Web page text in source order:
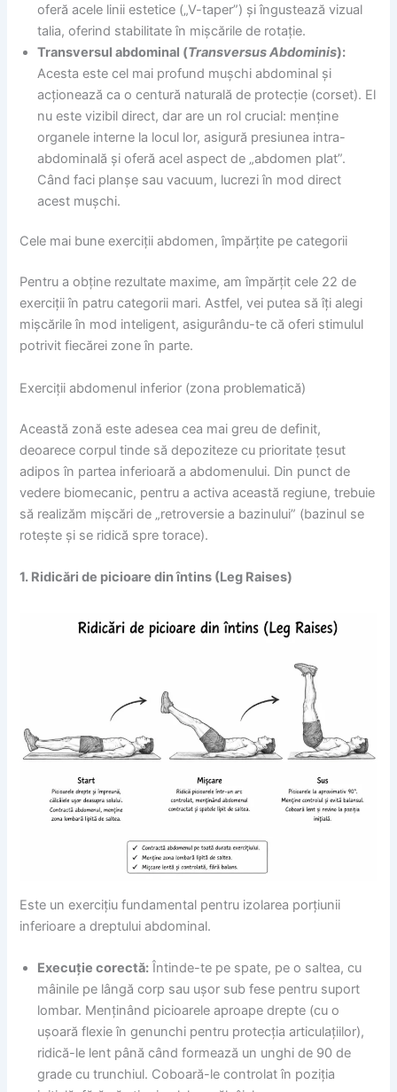
oferă acele linii estetice („V-taper”) și îngustează vizual
talia, oferind stabilitate în mișcările de rotație.
Transversul abdominal (Transversus Abdominis):
Acesta este cel mai profund mușchi abdominal și
acționează ca o centură naturală de protecție (corset). El
nu este vizibil direct, dar are un rol crucial: menține
organele interne la locul lor, asigură presiunea intra-
abdominală și oferă acel aspect de „abdomen plat”.
Când faci planșe sau vacuum, lucrezi în mod direct
acest mușchi.
Cele mai bune exerciții abdomen, împărțite pe categorii
Pentru a obține rezultate maxime, am împărțit cele 22 de
exerciții în patru categorii mari. Astfel, vei putea să îți alegi
mișcările în mod inteligent, asigurându-te că oferi stimulul
potrivit fiecărei zone în parte.
Exerciții abdomenul inferior (zona problematică)
Această zonă este adesea cea mai greu de definit,
deoarece corpul tinde să depoziteze cu prioritate țesut
adipos în partea inferioară a abdomenului. Din punct de
vedere biomecanic, pentru a activa această regiune, trebuie
să realizăm mișcări de „retroversie a bazinului” (bazinul se
rotește și se ridică spre torace).
1. Ridicări de picioare din întins (Leg Raises)
Este un exercițiu fundamental pentru izolarea porțiunii
inferioare a dreptului abdominal.
Execuție corectă: Întinde-te pe spate, pe o saltea, cu
mâinile pe lângă corp sau ușor sub fese pentru suport
lombar. Menținând picioarele aproape drepte (cu o
ușoară flexie în genunchi pentru protecția articulațiilor),
ridică-le lent până când formează un unghi de 90 de
grade cu trunchiul. Coboară-le controlat în poziția